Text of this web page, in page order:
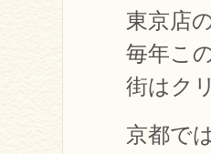
東京店
毎年こ
街はク
京都で